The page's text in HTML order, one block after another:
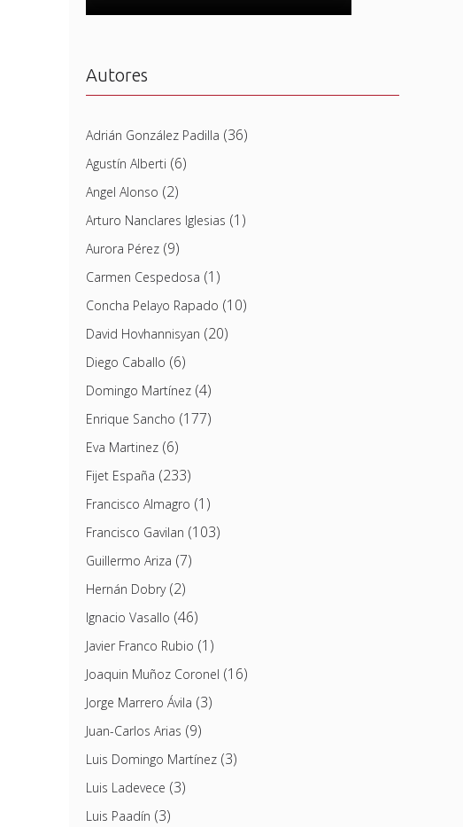
Autores
Adrián González Padilla (36)
Agustín Alberti (6)
Angel Alonso (2)
Arturo Nanclares Iglesias (1)
Aurora Pérez(9)
Carmen Cespedosa (1)
Concha Pelayo Rapado (10)
David Hovhannisyan (20)
Diego Caballo (6)
Domingo Martínez(4)
Enrique Sancho (177)
Eva Martinez(6)
Fijet España (233)
Francisco Almagro (1)
Francisco Gavilan (103)
Guillermo Ariza (7)
Hernán Dobry(2)
Ignacio Vasallo (46)
Javier Franco Rubio (1)
Joaquin Muñoz Coronel (16)
Jorge Marrero Ávila (3)
Juan-Carlos Arias (9)
Luis Domingo Martínez(3)
Luis Ladevece (3)
Luis Paadín (3)